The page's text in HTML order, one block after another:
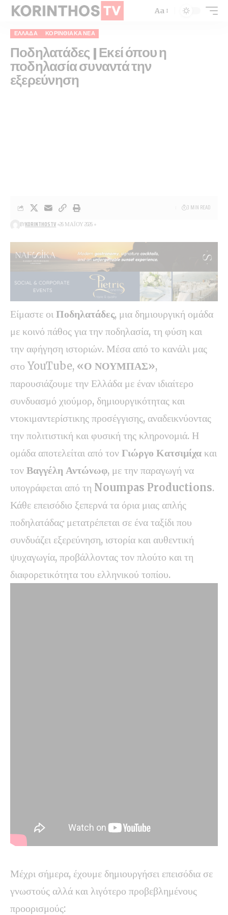
Aa
ΕΛΛΆΔΑ ΚΟΡΙΝΘΙΑΚΆ ΝΈΑ
Ποδηλατάδες | Εκεί όπου η
ποδηλασία συναντά την
εξερεύνηση
BYKORINTHOSTV 26 ΜΑΪ́ΟΥ 2026
3 MIN READ
Είμαστε οι Ποδηλατάδες, μια δημιουργική ομάδα
με κοινό πάθος για την ποδηλασία, τη φύση και
την αφήγηση ιστοριών. Μέσα από το κανάλι μας
στο YouTube, «Ο ΝΟΥΜΠΑΣ»,
παρουσιάζουμε την Ελλάδα με έναν ιδιαίτερο
συνδυασμό χιούμορ, δημιουργικότητας και
ντοκιμαντερίστικης προσέγγισης, αναδεικνύοντας
την πολιτιστική και φυσική της κληρονομιά. Η
ομάδα αποτελείται από τον Γιώργο Κατσιμίχα και
τον Βαγγέλη Αντώνωφ, με την παραγωγή να
υπογράφεται από τη Noumpas Productions.
Κάθε επεισόδιο ξεπερνά τα όρια μιας απλής
ποδηλατάδας· μετατρέπεται σε ένα ταξίδι που
συνδυάζει εξερεύνηση, ιστορία και αυθεντική
ψυχαγωγία, προβάλλοντας τον πλούτο και τη
διαφορετικότητα του ελληνικού τοπίου.
Μέχρι σήμερα, έχουμε δημιουργήσει επεισόδια σε
γνωστούς αλλά και λιγότερο προβεβλημένους
προορισμούς: